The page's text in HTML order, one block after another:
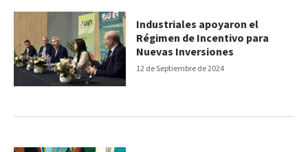
12 de Septiembre de 2024
Industriales apoyaron el
Régimen de Incentivo para
Nuevas Inversiones